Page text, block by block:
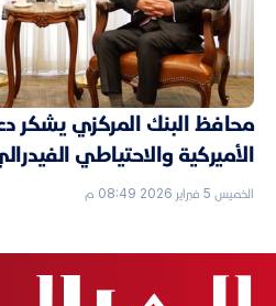
محافظ البنك المركزي يشكر
الأميركية والاحتياطي
الخميس 5 فبراير 2026 08:49 م